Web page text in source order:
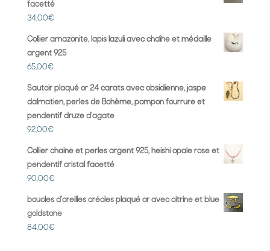
facetté
34,00€
Collier amazonite, lapis lazuli avec chaîne et médaille
argent 925
65,00€
Sautoir plaqué or 24 carats avec obsidienne, jaspe
dalmatien, perles de Bohème, pompon fourrure et
pendentif druze d'agate
92,00€
Collier chaine et perles argent 925, heishi opale rose et
pendentif cristal facetté
90,00€
boucles d'oreilles créoles plaqué or avec citrine et blue
goldstone
84,00€